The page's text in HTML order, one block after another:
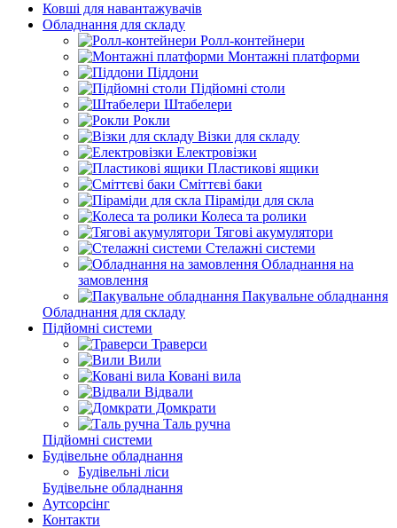
Ковші для навантажувачів
Обладнання для складу
Ролл-контейнери
Монтажні платформи
Піддони
Підйомні столи
Штабелери
Рокли
Візки для складу
Електровізки
Пластикові ящики
Сміттєві баки
Піраміди для скла
Колеса та ролики
Тягові акумулятори
Стелажні системи
Обладнання на
замовлення
Пакувальне обладнання
Обладнання для складу
Підйомні системи
Траверси
Вили
Ковані вила
Відвали
Домкрати
Таль ручна
Підйомні системи
Будівельне обладнання
Будівельні ліси
Будівельне обладнання
Аутсорсінг
Контакти